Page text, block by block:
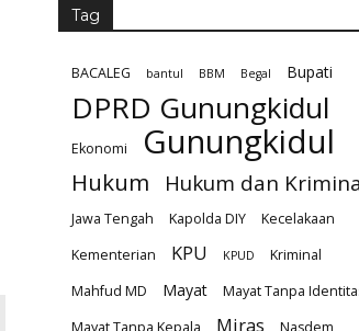
Tag
BACALEG bantul BBM Begal Bupati
DPRD Gunungkidul
Ekonomi Gunungkidul
Hukum Hukum dan
Jawa Tengah Kapolda DIY
Kecelakaan
Kementerian
KPU KPUD
Kriminal
Mahfud MD
Mayat
Mayat Tanpa
Miras